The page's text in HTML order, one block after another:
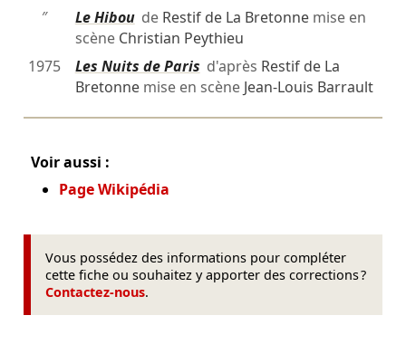
″
Le Hiboude Restif de La Bretonnemise en
scène Christian Peythieu
1975
Les Nuits de Paris d'après Restif de La
Bretonnemise en scène Jean-Louis Barrault
Voir aussi :
Page Wikipédia
Vous possédez des informations pour compléter
cette fiche ou souhaitez y apporter des corrections ?
Contactez-nous.